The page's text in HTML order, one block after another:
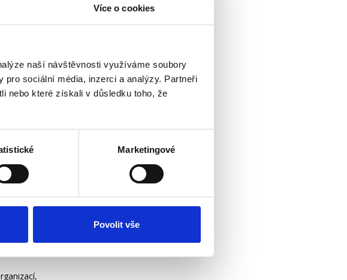
Více o cookies
naší návštěvnosti využíváme soubory
sociální média, inzerci a analýzy. Partneři
nebo které získali v důsledku toho, že
Marketingové
Povolit vše
nebo